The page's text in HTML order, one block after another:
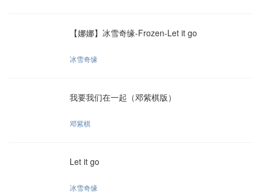
【娜娜】冰雪奇缘-Frozen-Let it go
冰雪奇缘
我要我们在一起（邓紫棋版）
邓紫棋
Let it go
冰雪奇缘